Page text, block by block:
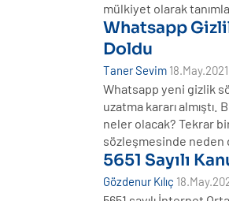
mülkiyet olarak
Whatsapp
Doldu
Taner Sevim 18.May.2021
Whatsapp yeni gizlik
uzatma kararı almıştı.
neler olacak? Tekrar
sözleşmesinde neden
5651 Sayılı
Gözdenur Kılıç